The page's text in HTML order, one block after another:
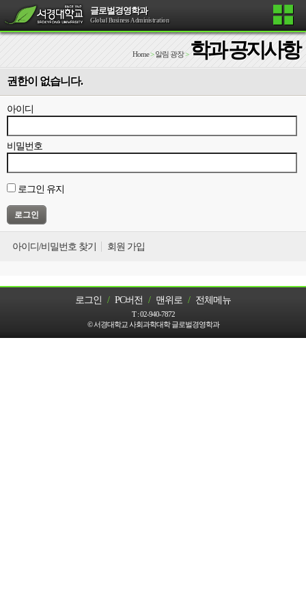
글로벌경영학과
Global Business Administration
Home> 알림 광장> 학과 공지사항
권한이 없습니다.
아이디
비밀번호
로그인 유지
아이디/비밀번호 찾기 회원 가입
로그인 / PC버전 / 맨위로 / 전체메뉴
T :02-940-7872
© 서경대학교 사회과학대학 글로벌경영학과